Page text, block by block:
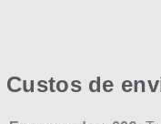
Custos de